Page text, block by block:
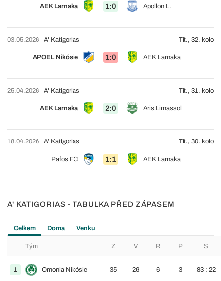
AEK Larnaka 1:0 Apollon L.
03.05.2026
APOEL Nikósie 1:0 AEK Larnaka
A' Katigorias Tit., 32. kolo
25.04.2026
AEK Larnaka 2:0 Aris Limassol
A' Katigorias Tit., 31. kolo
18.04.2026
Pafos FC 1:1 AEK Larnaka
A' Katigorias Tit., 30. kolo
A' KATIGORIAS - TABULKA PŘED ZÁPASEM
Celkem Doma Venku
Tým Z V R P S
1 Omonia Nikósie 35 26 6 3 83 : 22